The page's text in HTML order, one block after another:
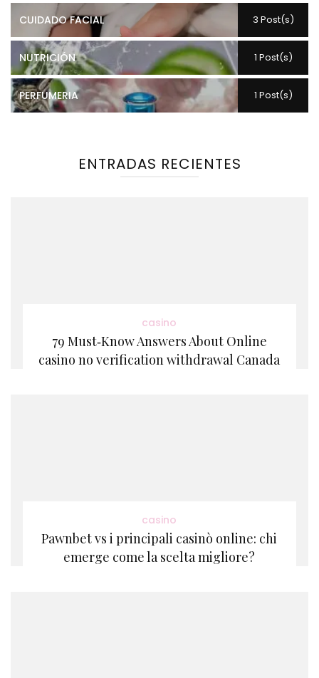
CUIDADO FACIAL 3 Post(s)
NUTRICIÓN 1 Post(s)
PERFUMERIA 1 Post(s)
ENTRADAS RECIENTES
casino
79 Must‑Know Answers About Online
casino no verification withdrawal Canada
casino
Pawnbet vs i principali casinò online: chi
emerge come la scelta migliore?